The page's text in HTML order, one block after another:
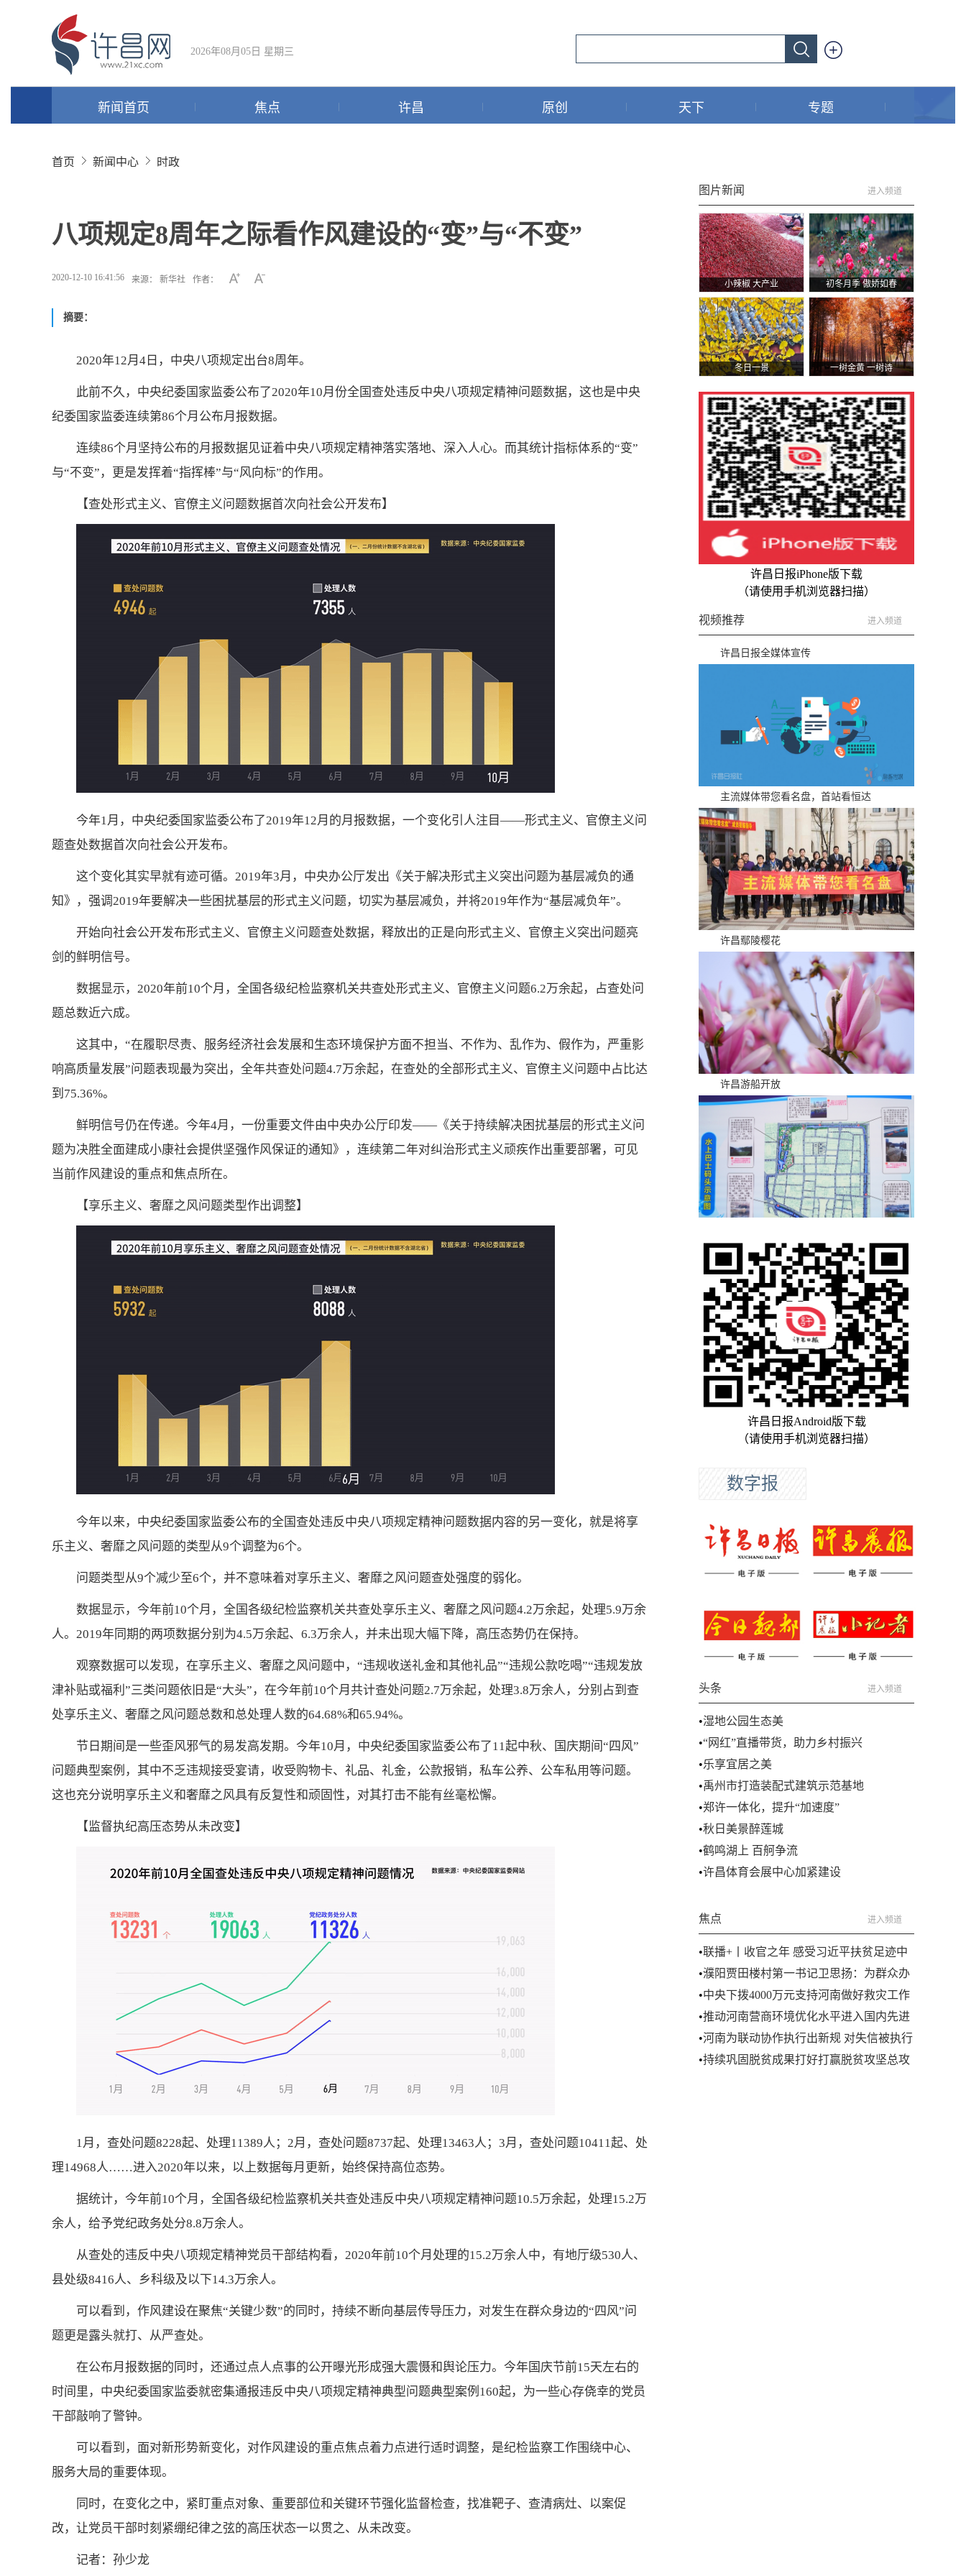
2026年08月05日 星期三
新闻首页 焦点 许昌 原创 天下 专题
首页 新闻中心 时政
八项规定8周年之际看作风建设的“变”与“不变”
2020-12-10 16:41:56 来源： 新华社 作者：
摘要：
2020年12月4日，中央八项规定出台8周年。
此前不久，中央纪委国家监委公布了2020年10月份全国查处违反中央八项规定精神问题数据，这也是中央
纪委国家监委连续第86个月公布月报数据。
连续86个月坚持公布的月报数据见证着中央八项规定精神落实落地、深入人心。而其统计指标体系的“变”
与“不变”，更是发挥着“指挥棒”与“风向标”的作用。
【查处形式主义、官僚主义问题数据首次向社会公开发布】
今年1月，中央纪委国家监委公布了2019年12月的月报数据，一个变化引人注目——形式主义、官僚主义问
题查处数据首次向社会公开发布。
这个变化其实早就有迹可循。2019年3月，中央办公厅发出《关于解决形式主义突出问题为基层减负的通
知》，强调2019年要解决一些困扰基层的形式主义问题，切实为基层减负，并将2019年作为“基层减负年”。
开始向社会公开发布形式主义、官僚主义问题查处数据，释放出的正是向形式主义、官僚主义突出问题亮
剑的鲜明信号。
数据显示，2020年前10个月，全国各级纪检监察机关共查处形式主义、官僚主义问题6.2万余起，占查处问
题总数近六成。
这其中，“在履职尽责、服务经济社会发展和生态环境保护方面不担当、不作为、乱作为、假作为，严重影
响高质量发展”问题表现最为突出，全年共查处问题4.7万余起，在查处的全部形式主义、官僚主义问题中占比达
到75.36%。
鲜明信号仍在传递。今年4月，一份重要文件由中央办公厅印发——《关于持续解决困扰基层的形式主义问
题为决胜全面建成小康社会提供坚强作风保证的通知》，连续第二年对纠治形式主义顽疾作出重要部署，可见
当前作风建设的重点和焦点所在。
【享乐主义、奢靡之风问题类型作出调整】
今年以来，中央纪委国家监委公布的全国查处违反中央八项规定精神问题数据内容的另一变化，就是将享
乐主义、奢靡之风问题的类型从9个调整为6个。
问题类型从9个减少至6个，并不意味着对享乐主义、奢靡之风问题查处强度的弱化。
数据显示，今年前10个月，全国各级纪检监察机关共查处享乐主义、奢靡之风问题4.2万余起，处理5.9万余
人。2019年同期的两项数据分别为4.5万余起、6.3万余人，并未出现大幅下降，高压态势仍在保持。
观察数据可以发现，在享乐主义、奢靡之风问题中，“违规收送礼金和其他礼品”“违规公款吃喝”“违规发放
津补贴或福利”三类问题依旧是“大头”，在今年前10个月共计查处问题2.7万余起，处理3.8万余人，分别占到查
处享乐主义、奢靡之风问题总数和总处理人数的64.68%和65.94%。
节日期间是一些歪风邪气的易发高发期。今年10月，中央纪委国家监委公布了11起中秋、国庆期间“四风”
问题典型案例，其中不乏违规接受宴请，收受购物卡、礼品、礼金，公款报销，私车公养、公车私用等问题。
这也充分说明享乐主义和奢靡之风具有反复性和顽固性，对其打击不能有丝毫松懈。
【监督执纪高压态势从未改变】
1月，查处问题8228起、处理11389人；2月，查处问题8737起、处理13463人；3月，查处问题10411起、处
理14968人……进入2020年以来，以上数据每月更新，始终保持高位态势。
据统计，今年前10个月，全国各级纪检监察机关共查处违反中央八项规定精神问题10.5万余起，处理15.2万
余人，给予党纪政务处分8.8万余人。
从查处的违反中央八项规定精神党员干部结构看，2020年前10个月处理的15.2万余人中，有地厅级530人、
县处级8416人、乡科级及以下14.3万余人。
可以看到，作风建设在聚焦“关键少数”的同时，持续不断向基层传导压力，对发生在群众身边的“四风”问
题更是露头就打、从严查处。
在公布月报数据的同时，还通过点人点事的公开曝光形成强大震慑和舆论压力。今年国庆节前15天左右的
时间里，中央纪委国家监委就密集通报违反中央八项规定精神典型问题典型案例160起，为一些心存侥幸的党员
干部敲响了警钟。
可以看到，面对新形势新变化，对作风建设的重点焦点着力点进行适时调整，是纪检监察工作围绕中心、
服务大局的重要体现。
同时，在变化之中，紧盯重点对象、重要部位和关键环节强化监督检查，找准靶子、查清病灶、以案促
改，让党员干部时刻紧绷纪律之弦的高压状态一以贯之、从未改变。
记者：孙少龙
图片新闻 进入频道
小辣椒 大产业 初冬月季 傲娇如春
冬日一景 一树金黄 一树诗
许昌日报iPhone版下载
（请使用手机浏览器扫描）
视频推荐 进入频道
许昌日报全媒体宣传
主流媒体带您看名盘，首站看恒达
许昌鄢陵樱花
许昌游船开放
许昌日报Android版下载
（请使用手机浏览器扫描）
数字报
头条 进入频道
•湿地公园生态美
•“网红”直播带货，助力乡村振兴
•乐享宜居之美
•禹州市打造装配式建筑示范基地
•郑许一体化，提升“加速度”
•秋日美景醉莲城
•鹤鸣湖上 百舸争流
•许昌体育会展中心加紧建设
焦点 进入频道
•联播+丨收官之年 感受习近平扶贫足迹中
的真情
•濮阳贾田楼村第一书记卫思扬：为群众办
好每一件小事
•中央下拨4000万元支持河南做好救灾工作
•推动河南营商环境优化水平进入国内先进
行列
•河南为联动协作执行出新规 对失信被执行
人实施信用惩戒
•持续巩固脱贫成果打好打赢脱贫攻坚总攻